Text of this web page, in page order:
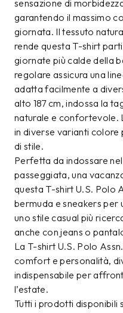
sensazione di
garantendo il massimo
giornata. Il tessuto
rende questa T-shirt
giornate più calde della
regolare assicura una
adatta facilmente a
alto 187 cm, indossa la
naturale e confortevole.
in diverse varianti colore
di stile.
Perfetta da indossare
passeggiata, una
questa T-shirt U.S. Polo
bermuda e sneakers per
uno stile casual più
anche con jeans o
La T-shirt U.S. Polo
comfort e personalità,
indispensabile per
l’estate.
Tutti i prodotti disponibili